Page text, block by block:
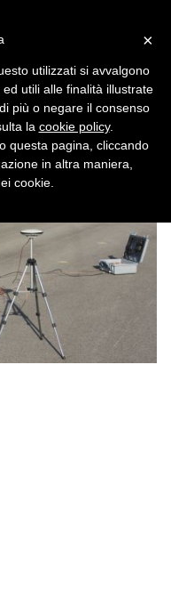
né il
×
utilizzati si avvalgono
utili alle finalità illustrate
più o negare il consenso
la cookie policy.
questa pagina, cliccando
in altra maniera,
cookie.